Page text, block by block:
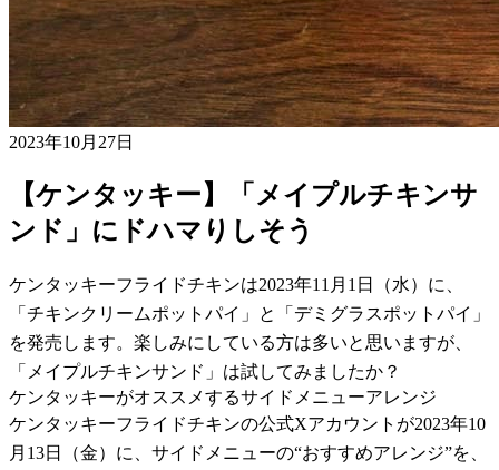
2023年10月27日
【ケンタッキー】「メイプルチキンサ
ンド」にドハマりしそう
ケンタッキーフライドチキンは2023年11月1日（水）に、
「チキンクリームポットパイ」と「デミグラスポットパイ」
を発売します。楽しみにしている方は多いと思いますが、
「メイプルチキンサンド」は試してみましたか？
ケンタッキーがオススメするサイドメニューアレンジ
ケンタッキーフライドチキンの公式Xアカウントが2023年10
月13日（金）に、サイドメニューの“おすすめアレンジ”を、